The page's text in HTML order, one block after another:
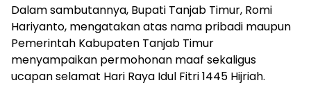
Dalam sambutannya, Bupati Tanjab Timur, Romi
Hariyanto, mengatakan atas nama pribadi maupun
Pemerintah Kabupaten Tanjab Timur
menyampaikan permohonan maaf sekaligus
ucapan selamat Hari Raya Idul Fitri 1445 Hijriah.